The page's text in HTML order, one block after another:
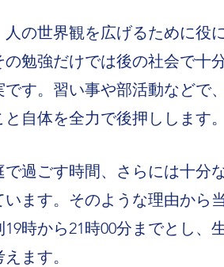
の世界観を広げるために役
勉強だけでは後の社会で十
す。習い事や部活動などで
自体を全力で後押しします。
過ごす時間、さらには十分
ます。そのような理由から
時から21時00分までとし、
ます。